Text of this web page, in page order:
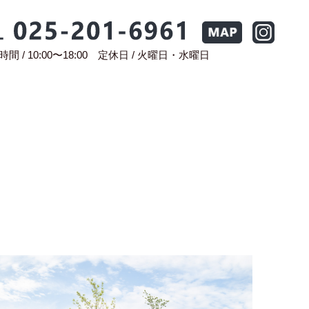
間 / 10:00〜18:00 定休日 / 火曜日 ・水曜日